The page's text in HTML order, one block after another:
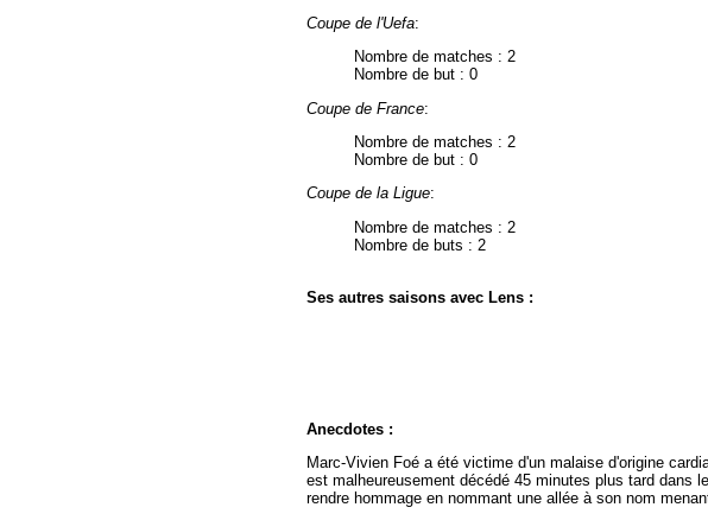
Coupe de l'Uefa:
Nombre de matches : 2
Nombre de but : 0
Coupe de France:
Nombre de matches : 2
Nombre de but : 0
Coupe de la Ligue:
Nombre de matches : 2
Nombre de buts : 2
Ses autres saisons avec Lens :
Anecdotes :
Marc-Vivien Foé a été victime d'un malaise d'origine
est malheureusement décédé 45 minutes plus tard dans
rendre hommage en nommant une allée à son nom